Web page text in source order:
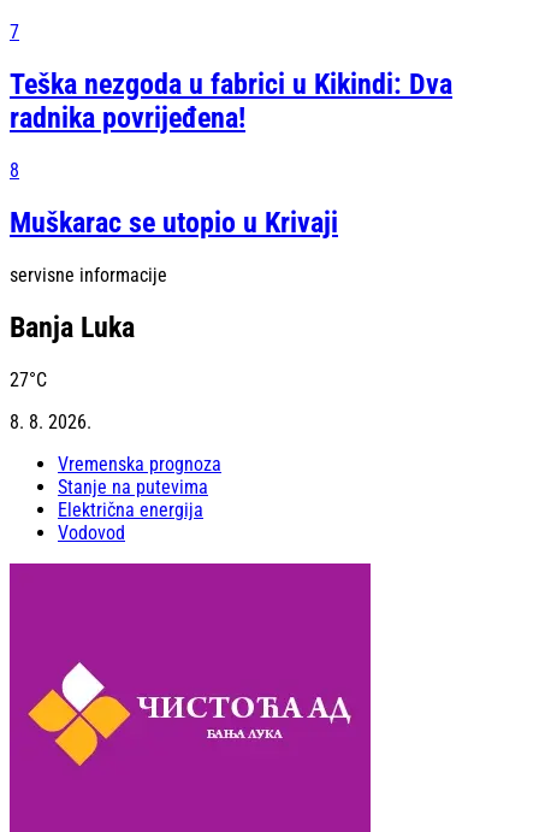
7
Teška nezgoda u fabrici u Kikindi: Dva
radnika povrijeđena!
8
Muškarac se utopio u Krivaji
servisne informacije
Banja Luka
27°C
8. 8. 2026.
Vremenska prognoza
Stanje na putevima
Električna energija
Vodovod